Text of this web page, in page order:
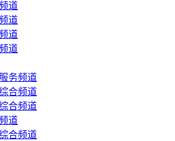
道
道
道
道
务频道
合频道
合频道
道
合频道